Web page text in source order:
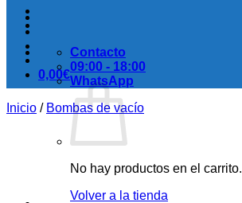
0,00€
No hay productos en el carrito.
Volver a la tienda
Contacto
09:00 - 18:00
WhatsApp
Inicio / Bombas de vacío